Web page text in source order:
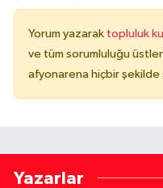
Yorum yazarak topluluk
ve tüm sorumluluğu
afyonarena hiçbir şekilde
Yazarlar